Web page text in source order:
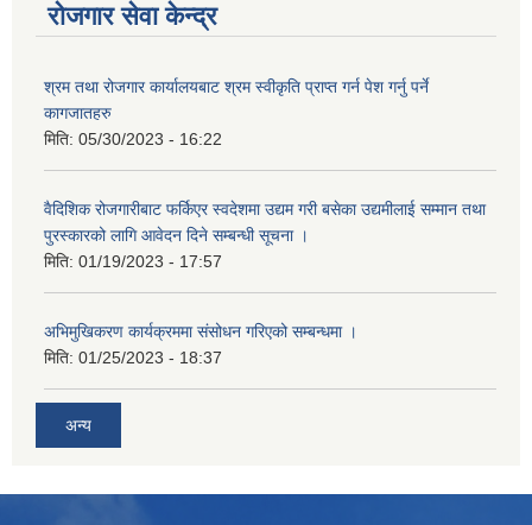
रोजगार सेवा केन्द्र
श्रम तथा रोजगार कार्यालयबाट श्रम स्वीकृति प्राप्त गर्न पेश गर्नु पर्ने
कागजातहरु
मिति: 05/30/2023 - 16:22
वैदिशिक रोजगारीबाट फर्किएर स्वदेशमा उद्यम गरी बसेका उद्यमीलाई सम्मान तथा
पुरस्कारको लागि आवेदन दिने सम्बन्धी सूचना ।
मिति: 01/19/2023 - 17:57
अभिमुखिकरण कार्यक्रममा संसोधन गरिएको सम्बन्धमा ।
मिति: 01/25/2023 - 18:37
अन्य